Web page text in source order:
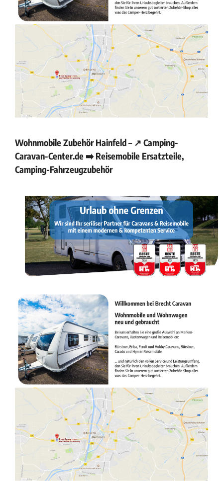
Wohnmobile Zubehör Hainfeld – ↗️ Camping-
Caravan-Center.de ➡️ Reisemobile Ersatzteile,
Camping-Fahrzeugzubehör